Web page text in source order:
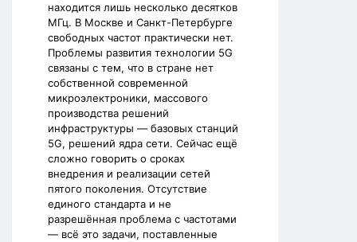
находится лишь несколько десятков
МГц. В Москве и Санкт-Петербурге
свободных частот практически нет.
Проблемы развития технологии 5G
связаны с тем, что в стране нет
собственной современной
микроэлектроники, массового
производства решений
инфраструктуры — базовых станций
5G, решений ядра сети. Сейчас ещё
сложно говорить о сроках
внедрения и реализации сетей
пятого поколения. Отсутствие
единого стандарта и не
разрешённая проблема с частотами
— всё это задачи, поставленные